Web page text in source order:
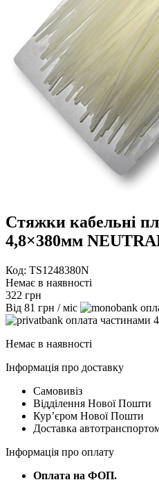
Стяжки кабельні
4,8×380мм
Код: TS1248380N
Немає в наявності
322 грн
Від 81 грн / міс
4
Немає в наявності
Інформація про доставку
Самовивіз
Відділення Нової Пошти
Курʼєром Нової Пошти
Доставка
Інформація про оплату
Оплата на ФОП.